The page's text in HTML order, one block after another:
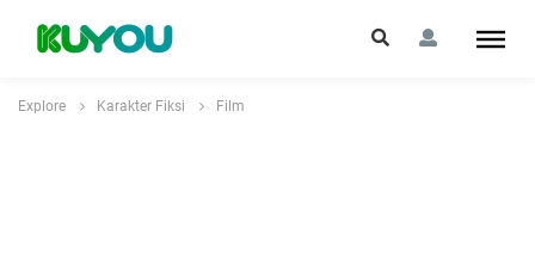
Explore Karakter Fiksi Film